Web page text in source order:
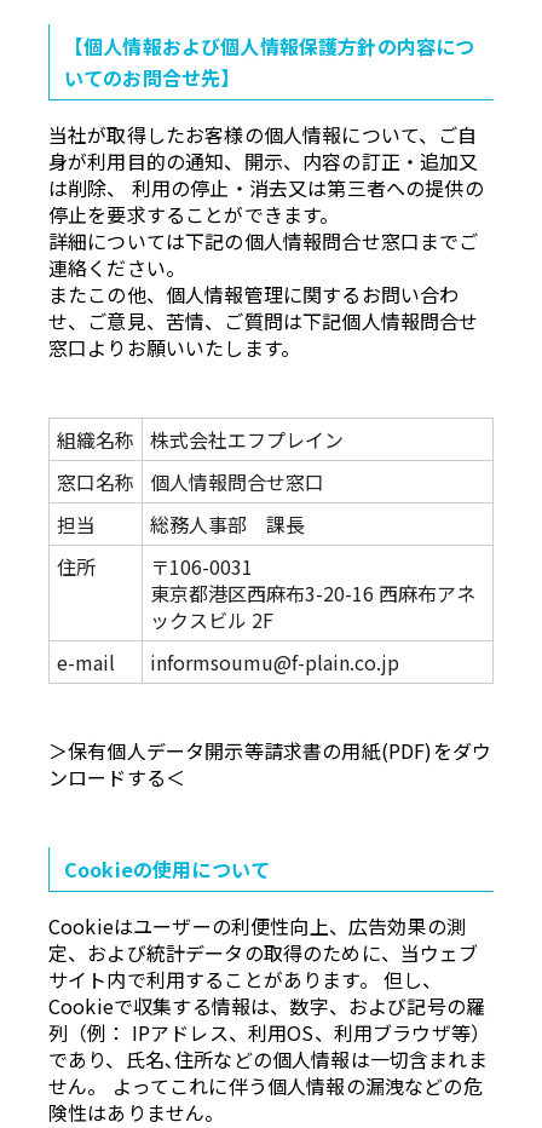
【個人情報および個人情報保護方針の内容につ
いてのお問合せ先】
当社が取得したお客様の個人情報について、ご自
身が利用目的の通知、開示、内容の訂正・追加又
は削除、 利用の停止・消去又は第三者への提供の
停止を要求することができます。
詳細については下記の個人情報問合せ窓口までご
連絡ください。
またこの他、個人情報管理に関するお問い合わ
せ、ご意見、苦情、ご質問は下記個人情報問合せ
窓口よりお願いいたします。
組織名称 株式会社エフプレイン
窓口名称
個人情報問合せ窓口
担当
総務人事部 課長
住所
〒106-0031
東京都港区西麻布3-20-16 西麻布アネ
ックスビル 2F
e-mail
informsoumu@f-plain.co.jp
＞保有個人データ開示等請求書の用紙(PDF)をダウ
ンロードする＜
Cookieの使用について
Cookieはユーザーの利便性向上、広告効果の測
定、および統計データの取得のために、当ウェブ
サイト内で利用することがあります。 但し、
Cookieで収集する情報は、数字、および記号の羅
列（例： IPアドレス、利用OS、利用ブラウザ等）
であり、氏名､住所などの個人情報は一切含まれま
せん。 よってこれに伴う個人情報の漏洩などの危
険性はありません。